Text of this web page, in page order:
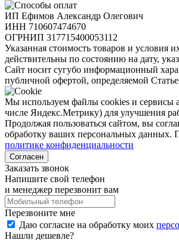
ИП Ефимов Александр Олегович
ИНН 710607474670
ОГРНИП 317715400053112
Указанная стоимость товаров и условия
действительны по состоянию на дату,
Сайт носит сугубо информационный
публичной офертой, определяемой
Мы используем файлы cookies и сервисы
числе Яндекс.Метрику) для улучшения
Продолжая пользоваться сайтом, вы
обработку ваших персональных данных.
политике конфиденциальности
Согласен
Заказать звонок
Напишите свой телефон
и менеджер перезвонит вам
Перезвоните мне
Даю согласие на обработку моих
Нашли дешевле?